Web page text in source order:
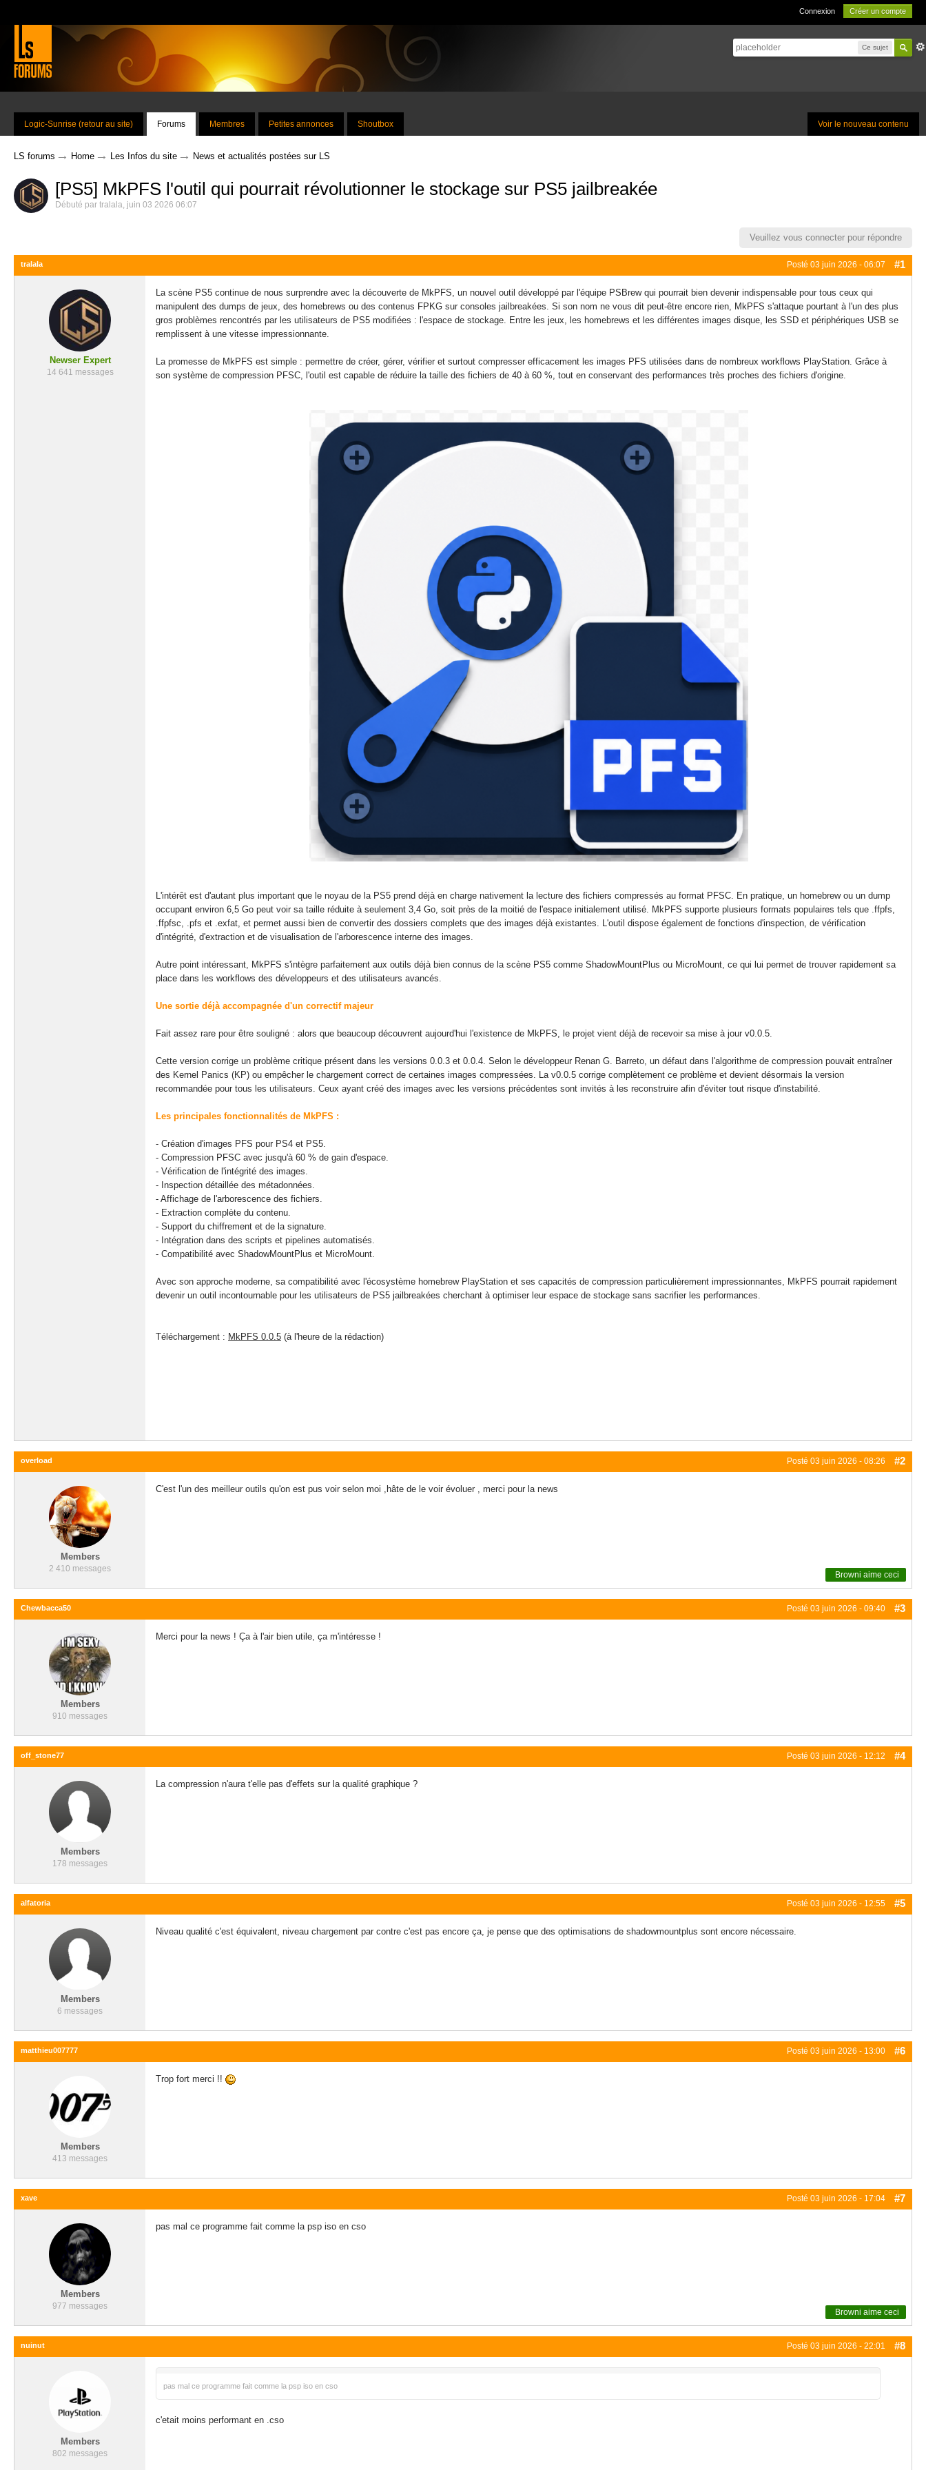
Connexion Créer un compte
Ce sujet
Voir le nouveau contenu
Logic-Sunrise (retour au site) Forums Membres Petites annonces Shoutbox
LS forums → Home → Les Infos du site → News et actualités postées sur LS
[PS5] MkPFS l'outil qui pourrait révolutionner le stockage sur PS5 jailbreakée
Débuté par tralala, juin 03 2026 06:07
Veuillez vous connecter pour répondre
Posté 03 juin 2026 - 06:07 #1
tralala
Newser Expert
14 641 messages
La scène PS5 continue de nous surprendre avec la découverte de MkPFS, un nouvel outil développé par l'équipe PSBrew qui pourrait bien devenir indispensable pour tous ceux qui
manipulent des dumps de jeux, des homebrews ou des contenus FPKG sur consoles jailbreakées. Si son nom ne vous dit peut-être encore rien, MkPFS s'attaque pourtant à l'un des plus
gros problèmes rencontrés par les utilisateurs de PS5 modifiées : l'espace de stockage. Entre les jeux, les homebrews et les différentes images disque, les SSD et périphériques USB se
remplissent à une vitesse impressionnante.
La promesse de MkPFS est simple : permettre de créer, gérer, vérifier et surtout compresser efficacement les images PFS utilisées dans de nombreux workflows PlayStation. Grâce à
son système de compression PFSC, l'outil est capable de réduire la taille des fichiers de 40 à 60 %, tout en conservant des performances très proches des fichiers d'origine.
L'intérêt est d'autant plus important que le noyau de la PS5 prend déjà en charge nativement la lecture des fichiers compressés au format PFSC. En pratique, un homebrew ou un dump
occupant environ 6,5 Go peut voir sa taille réduite à seulement 3,4 Go, soit près de la moitié de l'espace initialement utilisé. MkPFS supporte plusieurs formats populaires tels que .ffpfs,
.ffpfsc, .pfs et .exfat, et permet aussi bien de convertir des dossiers complets que des images déjà existantes. L'outil dispose également de fonctions d'inspection, de vérification
d'intégrité, d'extraction et de visualisation de l'arborescence interne des images.
Autre point intéressant, MkPFS s'intègre parfaitement aux outils déjà bien connus de la scène PS5 comme ShadowMountPlus ou MicroMount, ce qui lui permet de trouver rapidement sa
place dans les workflows des développeurs et des utilisateurs avancés.
Une sortie déjà accompagnée d'un correctif majeur
Fait assez rare pour être souligné : alors que beaucoup découvrent aujourd'hui l'existence de MkPFS, le projet vient déjà de recevoir sa mise à jour v0.0.5.
Cette version corrige un problème critique présent dans les versions 0.0.3 et 0.0.4. Selon le développeur Renan G. Barreto, un défaut dans l'algorithme de compression pouvait entraîner
des Kernel Panics (KP) ou empêcher le chargement correct de certaines images compressées. La v0.0.5 corrige complètement ce problème et devient désormais la version
recommandée pour tous les utilisateurs. Ceux ayant créé des images avec les versions précédentes sont invités à les reconstruire afin d'éviter tout risque d'instabilité.
Les principales fonctionnalités de MkPFS :
- Création d'images PFS pour PS4 et PS5.
- Compression PFSC avec jusqu'à 60 % de gain d'espace.
- Vérification de l'intégrité des images.
- Inspection détaillée des métadonnées.
- Affichage de l'arborescence des fichiers.
- Extraction complète du contenu.
- Support du chiffrement et de la signature.
- Intégration dans des scripts et pipelines automatisés.
- Compatibilité avec ShadowMountPlus et MicroMount.
Avec son approche moderne, sa compatibilité avec l'écosystème homebrew PlayStation et ses capacités de compression particulièrement impressionnantes, MkPFS pourrait rapidement
devenir un outil incontournable pour les utilisateurs de PS5 jailbreakées cherchant à optimiser leur espace de stockage sans sacrifier les performances.
Téléchargement : MkPFS 0.0.5 (à l'heure de la rédaction)
Posté 03 juin 2026 - 08:26 #2
overload
Members
2 410 messages
C'est l'un des meilleur outils qu'on est pus voir selon moi ,hâte de le voir évoluer , merci pour la news
Browni aime ceci
Posté 03 juin 2026 - 09:40 #3
Chewbacca50
Members
910 messages
Merci pour la news ! Ça à l'air bien utile, ça m'intéresse !
Posté 03 juin 2026 - 12:12 #4
off_stone77
Members
178 messages
La compression n'aura t'elle pas d'effets sur la qualité graphique ?
Posté 03 juin 2026 - 12:55 #5
alfatoria
Members
6 messages
Niveau qualité c'est équivalent, niveau chargement par contre c'est pas encore ça, je pense que des optimisations de shadowmountplus sont encore nécessaire.
Posté 03 juin 2026 - 13:00 #6
matthieu007777
Members
413 messages
Trop fort merci !!
Posté 03 juin 2026 - 17:04 #7
xave
Members
977 messages
pas mal ce programme fait comme la psp iso en cso
Browni aime ceci
Posté 03 juin 2026 - 22:01 #8
nuinut
Members
802 messages
pas mal ce programme fait comme la psp iso en cso
c'etait moins performant en .cso